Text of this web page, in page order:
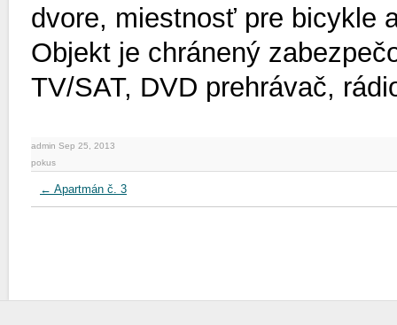
dvore, miestnosť pre bicykle
Objekt je chránený
TV/SAT, DVD prehrávač,
admin Sep 25, 2013
pokus
← Apartmán č. 3